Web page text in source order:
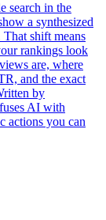
search in the
a synthesized
That shift means
rankings look
are, where
and the exact
by
AI with
actions you can